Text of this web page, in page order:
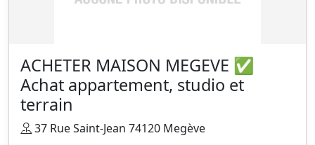
ACHETER MAISON MEGEVE ✅
Achat appartement, studio et
terrain
37 Rue Saint-Jean 74120 Megève